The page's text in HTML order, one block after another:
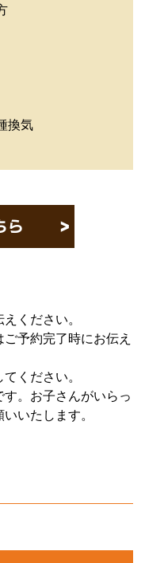
換気
ください。
予約完了時にお伝え
ください。
す。お子さんがいらっ
いたします。